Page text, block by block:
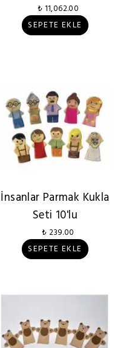
₺ 11,062.00
SEPETE EKLE
İnsanlar Parmak Kukla
Seti 10'lu
₺ 239.00
SEPETE EKLE